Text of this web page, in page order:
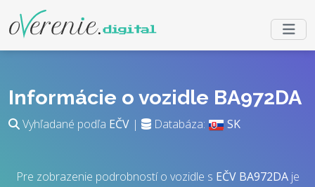
Informácie o vozidle BA972DA
Vyhľadané podľa EČV | Databáza: SK
Pre zobrazenie podrobností o vozidle s EČV BA972DAje